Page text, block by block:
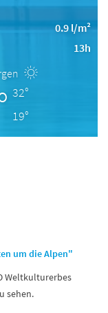
0.9 l/m²
13h
32°
19°
um die Alpen"
Weltkulturerbes
sehen.